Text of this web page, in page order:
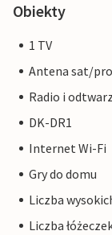
Obiekty
1 TV
Antena sat/
Radio i
DK-DR1
Internet Wi-Fi
Gry do domu
Liczba
Liczba